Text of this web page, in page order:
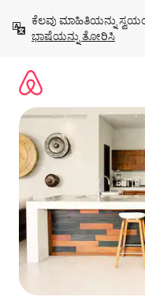
ಹೋಗಿ
ಕೆಲವು ಮಾಹಿತಿಯನ್ನು
ಭಾಷೆಯನ್ನು ತೋರಿಸಿ